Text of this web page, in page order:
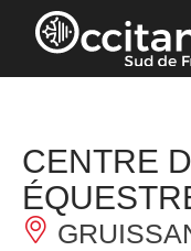
Panneau de gestion
CENTRE